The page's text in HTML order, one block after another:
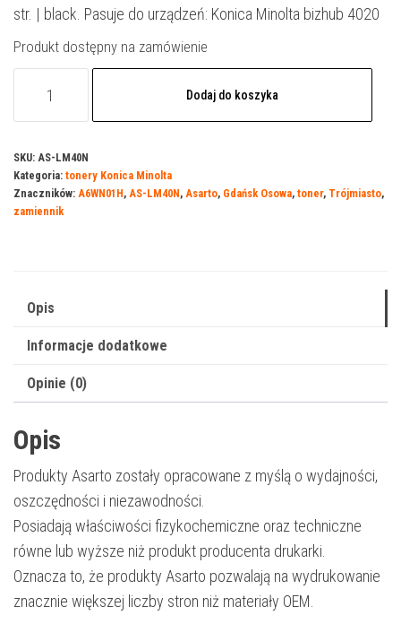
str. | black. Pasuje do urządzeń: Konica Minolta bizhub 4020
Produkt dostępny na zamówienie
do
Konica-
Minolta
str.
black
Dodaj do koszyka
SKU: AS-LM40N
Kategoria: tonery Konica Minolta
Znaczników: A6WN01H, AS-LM40N, Asarto, Gdańsk Osowa, toner, Trójmiasto,
zamiennik
Opis
Informacje dodatkowe
Opinie (0)
Opis
Produkty Asarto zostały opracowane z myślą o wydajności,
oszczędności i niezawodności.
Posiadają właściwości fizykochemiczne oraz techniczne
równe lub wyższe niż produkt producenta drukarki.
Oznacza to, że produkty Asarto pozwalają na wydrukowanie
znacznie większej liczby stron niż materiały OEM.